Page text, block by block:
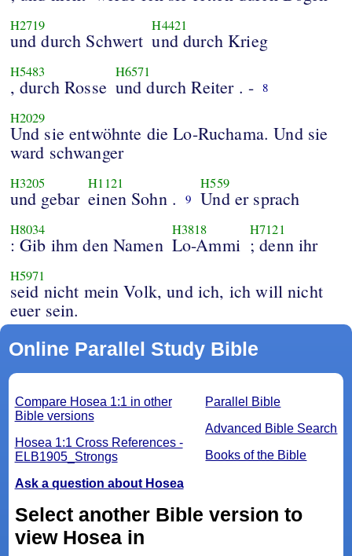
H2719
und durch Schwert
H4421
und durch Krieg
H5483
, durch Rosse
H6571
und durch Reiter . - 8
H2029
Und sie entwöhnte die Lo-Ruchama. Und sie
ward schwanger
H3205
und gebar
H1121
einen Sohn . 9
H559
Und er sprach
H8034
: Gib ihm den Namen
H3818
Lo-Ammi
H7121
; denn ihr
H5971
seid nicht mein Volk, und ich, ich will nicht
euer sein.
Online Parallel Study Bible
Parallel Bible
Advanced Bible Search
Books of the Bible
Compare Hosea 1:1 in other
Bible versions
Hosea 1:1 Cross References -
ELB1905_Strongs
Ask a question about Hosea
Select another Bible version to
view Hosea in